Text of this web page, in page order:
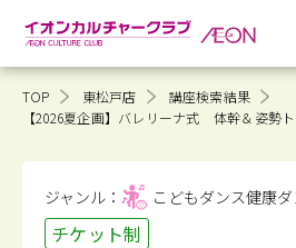
TOP 東松戸店
講座検索結果
【2026夏企画】バレリーナ式 体幹＆姿勢
ジャンル： こどもダンス健康
チケット制